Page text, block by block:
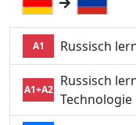
A1 Russisch
A1+A2
Russisch
Technologie